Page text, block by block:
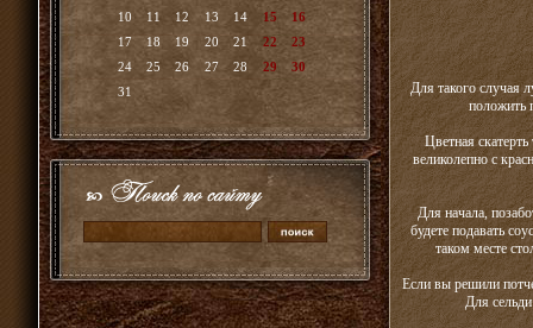
10
11 12 13 14 15
16
17
18 19 20 21 22
23
24
25 26 27 28 29
30
31
Для такого случая
положить
Цветная
великолепно с
Для начала,
будете подавать
таком месте
Если вы решили
Для